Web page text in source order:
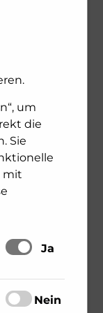
Dialog
um
die
Sie
mit
Schalten
Ja
der
nicht
Schalten
Nein